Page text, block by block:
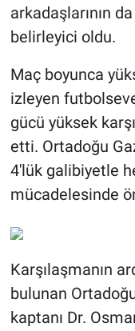
arkadaşlarının
belirleyici oldu.
Maç boyunca
izleyen
gücü yüksek
etti. Ortadoğu
4'lük galibiyetle
mücadelesinde
Karşılaşmanın
bulunan
kaptanı Dr.